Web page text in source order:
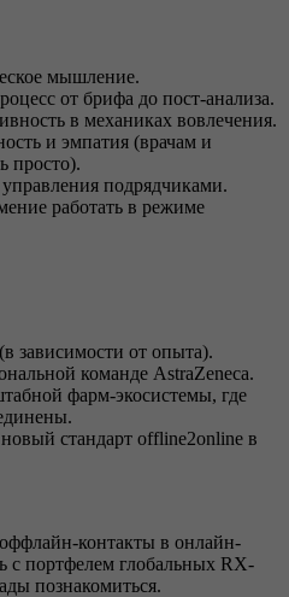
мышление.
от брифа до пост-анализа.
в механиках вовлечения.
и эмпатия (врачам и
просто).
подрядчиками.
работать в режиме
зависимости от опыта).
команде AstraZeneca.
фарм-экосистемы, где
стандарт offline2online в
контакты в онлайн-
с портфелем глобальных RX-
познакомиться.